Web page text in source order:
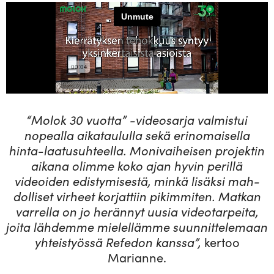
“Molok 30 vuotta” -video­sarja val­mistui
nopealla aika­tau­lulla sekä erin­omai­sella
hinta-laa­tusuh­teella. Moni­vai­heisen pro­jektin
aikana olimme koko ajan hyvin perillä
videoiden edis­ty­mi­sestä, minkä lisäksi mah­
dol­liset virheet kor­jattiin pikim­miten. Matkan
var­rella on jo herännyt uusia video­tar­peita,
joita läh­demme mie­lel­lämme suun­nit­te­lemaan
yhteis­työssä Refedon kanssa”, kertoo
Marianne.